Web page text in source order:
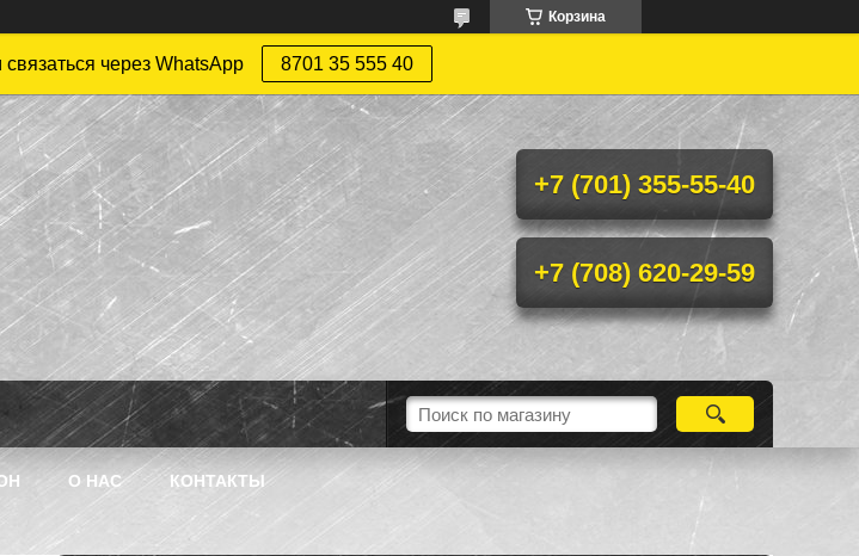
Корзина
через WhatsApp 8701 35 555 40
+7 (701) 355-55-40
+7 (708) 620-29-59
О НАС КОНТАКТЫ